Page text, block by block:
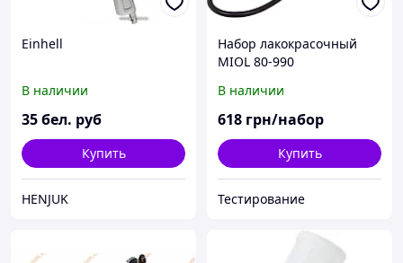
Einhell
В наличии
35бел. руб
Купить
HENJUK
Набор лакокрасочный
MIOL 80-990
В наличии
618 грн/набор
Купить
Тестирование